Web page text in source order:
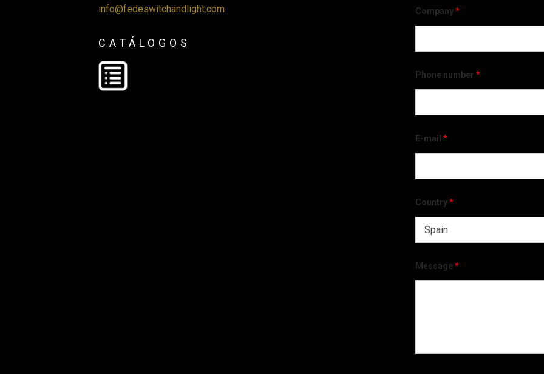
info@fedeswitchandlight.com
CATÁLOGOS
Company*
Phone number *
E-mail *
Country*
Message *